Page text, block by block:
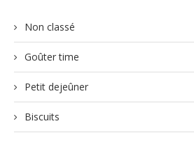
Non classé
Goûter time
Petit dejeûner
Biscuits